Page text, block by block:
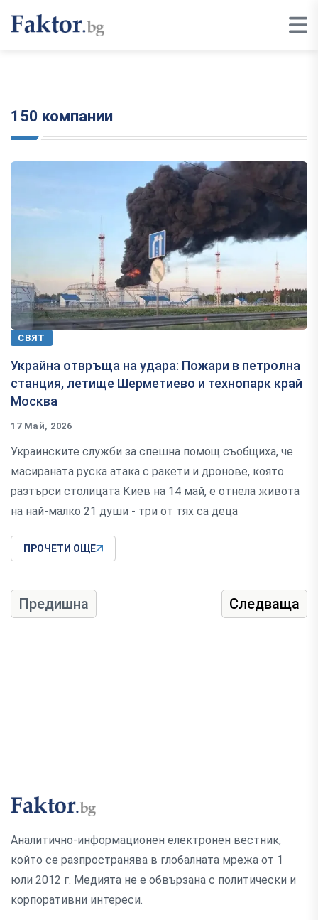
150 компании
СВЯТ
Украйна отвръща на удара: Пожари в петролна
станция, летище Шерметиево и технопарк край
Москва
17 Май, 2026
Украинските служби за спешна помощ съобщиха, че
масираната руска атака с ракети и дронове, която
разтърси столицата Киев на 14 май, е отнела живота
на най-малко 21 души - три от тях са деца
ПРОЧЕТИ ОЩЕ
Предишна Следваща
Аналитично-информационен електронен вестник,
който се разпространява в глобалната мрежа от 1
юли 2012 г. Медията не е обвързана с политически и
корпоративни интереси.